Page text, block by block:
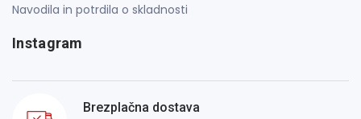
Navodila in potrdila o skladnosti
Instagram
Brezplačna dostava